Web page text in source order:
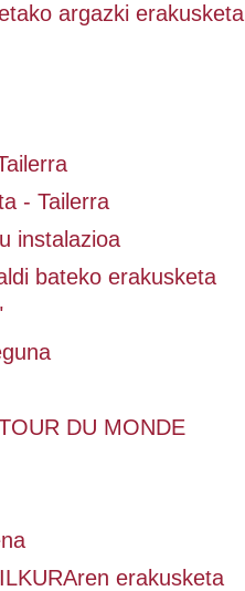
argazki erakusketa
- Tailerra
instalazioa
bateko erakusketa
DU MONDE
erakusketa